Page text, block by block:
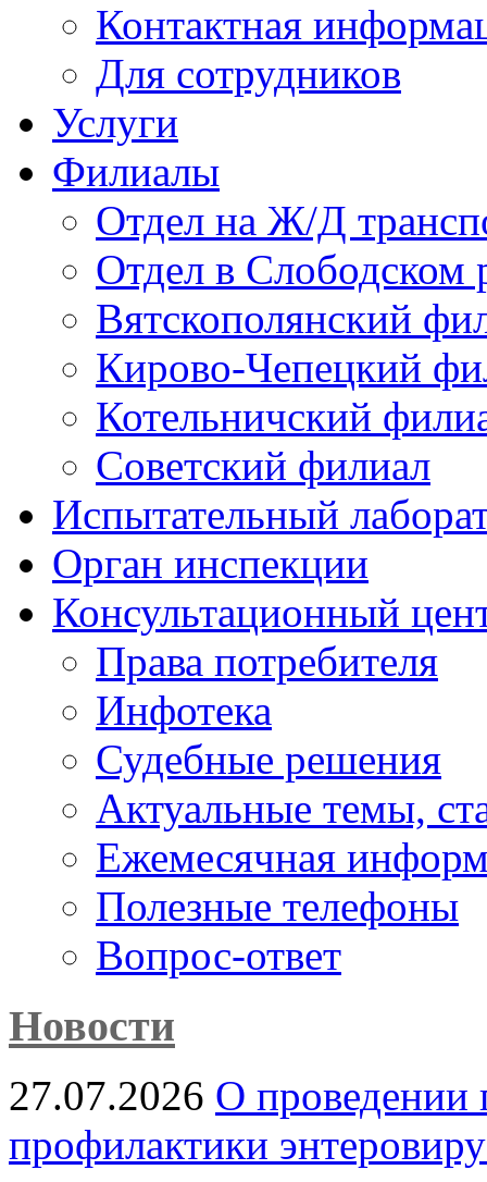
Контактная
Для сотрудников
Услуги
Филиалы
Отдел на Ж/Д
Отдел в Слободском
Вятскополянский
Кирово-Чепецкий
Котельничский
Советский филиал
Испытательный
Орган инспекции
Консультационный
Права потребителя
Инфотека
Судебные решения
Актуальные темы,
Ежемесячная
Полезные телефоны
Вопрос-ответ
Новости
27.07.2026 О проведении
профилактики